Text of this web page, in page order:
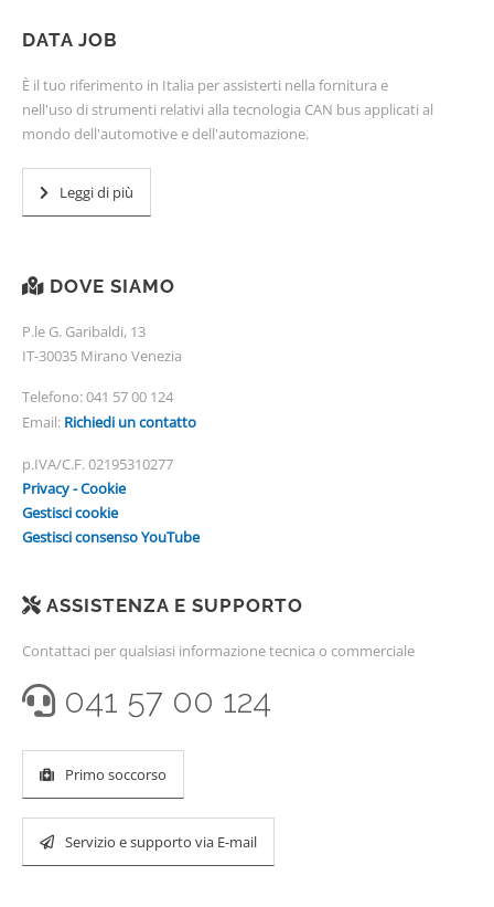
DATA JOB
È il tuo riferimento in Italia per assisterti nella fornitura e
nell'uso di strumenti relativi alla tecnologia CAN bus applicati al
mondo dell'automotive e dell'automazione.
Leggi di più
DOVE SIAMO
P.le G. Garibaldi, 13
IT-30035 Mirano Venezia
Telefono:041 57 00 124
Email: Richiedi un contatto
p.IVA/C.F. 02195310277
Privacy - Cookie
Gestisci cookie
Gestisci consenso YouTube
ASSISTENZA E SUPPORTO
Contattaci per qualsiasi informazione tecnica o commerciale
041 57 00 124
Primo soccorso
Servizio e supporto via E-mail